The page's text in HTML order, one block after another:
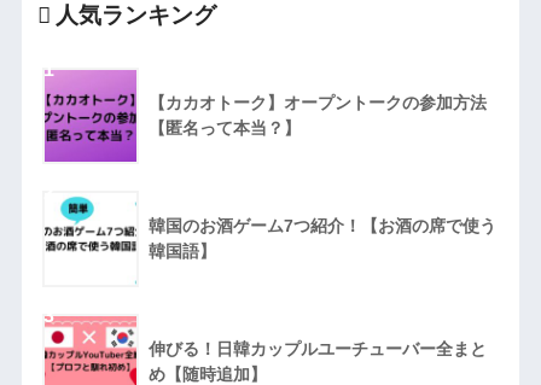
人気ランキング
1
【カカオトーク】オープントークの参加方法
【匿名って本当？】
韓国のお酒ゲーム7つ紹介！【お酒の席で使う
韓国語】
3
伸びる！日韓カップルユーチューバー全まと
め【随時追加】